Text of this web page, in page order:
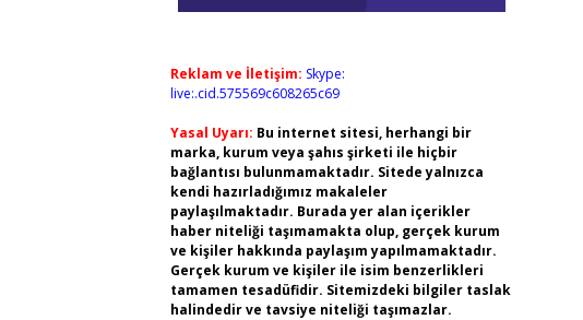
Reklam ve İletişim: Skype:
live:.cid.575569c608265c69
Yasal Uyarı: Bu internet sitesi, herhangi bir
marka, kurum veya şahıs şirketi ile hiçbir
bağlantısı bulunmamaktadır. Sitede yalnızca
kendi hazırladığımız makaleler
paylaşılmaktadır. Burada yer alan içerikler
haber niteliği taşımamakta olup, gerçek kurum
ve kişiler hakkında paylaşım yapılmamaktadır.
Gerçek kurum ve kişiler ile isim benzerlikleri
tamamen tesadüfidir. Sitemizdeki bilgiler taslak
halindedir ve tavsiye niteliği taşımazlar.